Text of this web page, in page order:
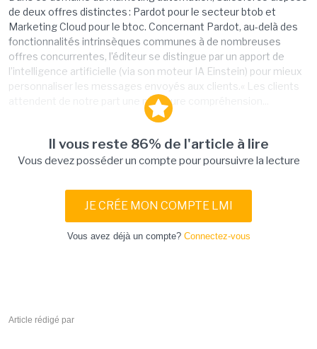
de deux offres distinctes : Pardot pour le secteur btob et
Marketing Cloud pour le btoc. Concernant Pardot, au-delà des
fonctionnalités intrinsèques communes à de nombreuses
offres concurrentes, l’éditeur se distingue par un apport de
l’intelligence artificielle (via son moteur IA Einstein) pour mieux
personnaliser les messages envoyés aux clients.« Les clients
attendent de notre part une meilleure compréhension...
Il vous reste 86% de l'article à lire
Vous devez posséder un compte pour poursuivre la lecture
JE CRÉE MON COMPTE LMI
Vous avez déjà un compte? Connectez-vous
Article rédigé par